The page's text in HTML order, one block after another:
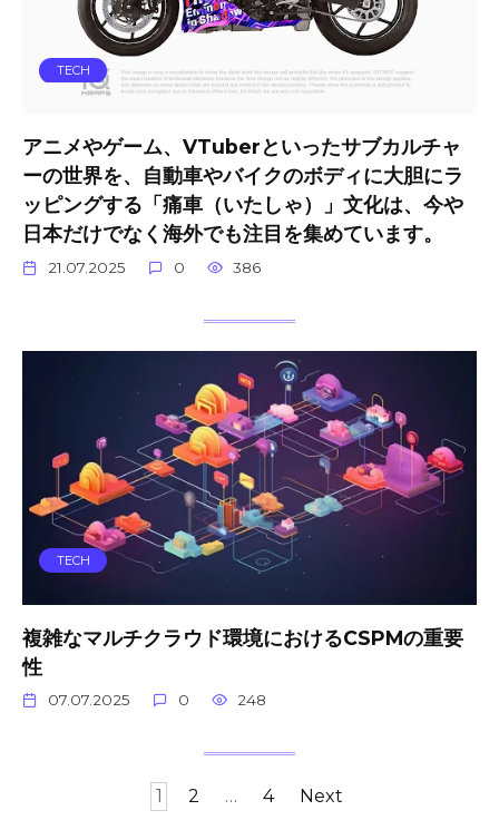
TECH
アニメやゲーム、VTuberといったサブカルチャ
ーの世界を、自動車やバイクのボディに大胆にラ
ッピングする「痛車（いたしゃ）」文化は、今や
日本だけでなく海外でも注目を集めています。
21.07.2025 0 386
TECH
複雑なマルチクラウド環境におけるCSPMの重要
性
07.07.2025 0 248
1 2 … 4 Next